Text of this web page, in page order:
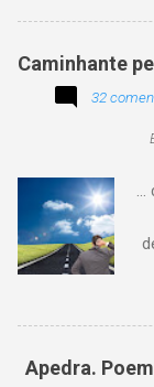
Caminhante
32
Apedra.